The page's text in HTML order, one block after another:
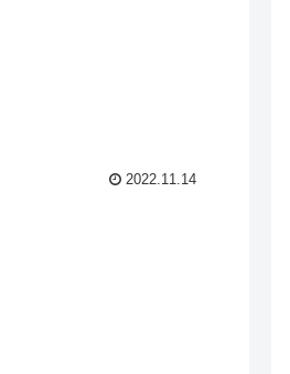
2022.11.14